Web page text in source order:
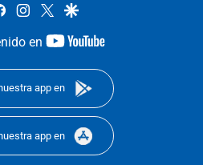
facebookinstagram
twittergoogle
en
youtube-
app en
app en